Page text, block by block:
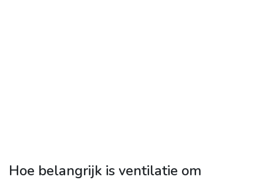
Hoe belangrijk is ventilatie om